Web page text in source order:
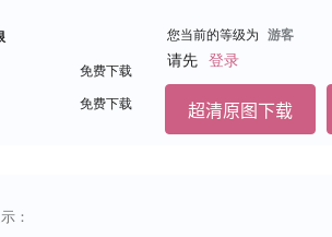
免费下载
免费下载
您当前的等级为 游客
请先 登录
超清原图下载
：